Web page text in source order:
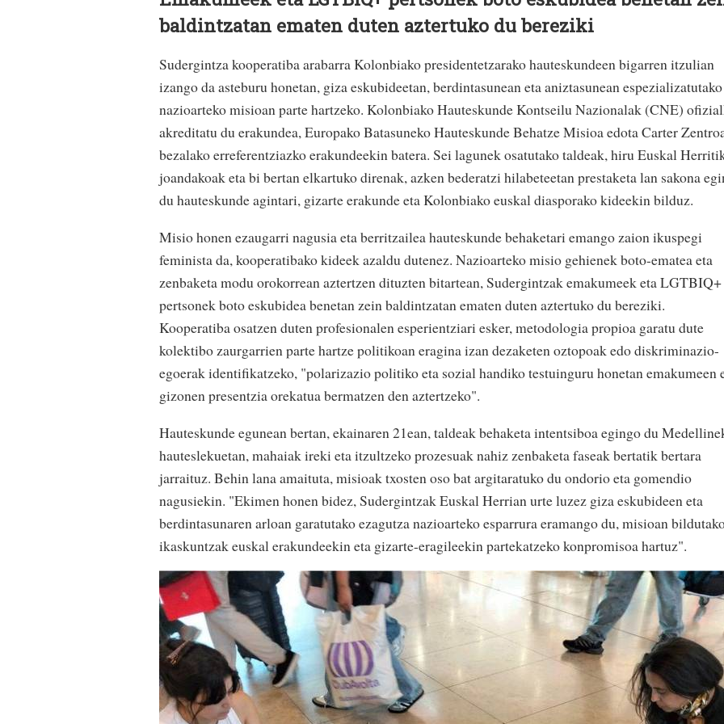
baldintzatan ematen duten aztertuko du bereziki
Sudergintza kooperatiba arabarra Kolonbiako presidentetzarako hauteskundeen bigarren itzulian
izango da asteburu honetan, giza eskubideetan, berdintasunean eta aniztasunean espezializatutako
nazioarteko misioan parte hartzeko. Kolonbiako Hauteskunde Kontseilu Nazionalak (CNE)
akreditatu du erakundea, Europako Batasuneko Hauteskunde Behatze Misioa edota Carter
bezalako erreferentziazko erakundeekin batera. Sei lagunek osatutako taldeak, hiru Euskal
joandakoak eta bi bertan elkartuko direnak, azken bederatzi hilabeteetan prestaketa lan sakona
du hauteskunde agintari, gizarte erakunde eta Kolonbiako euskal diasporako kideekin bilduz.
Misio honen ezaugarri nagusia eta berritzailea hauteskunde behaketari emango zaion ikuspegi
feminista da, kooperatibako kideek azaldu dutenez. Nazioarteko misio gehienek boto-ematea eta
zenbaketa modu orokorrean aztertzen dituzten bitartean, Sudergintzak emakumeek eta LGTBIQ+
pertsonek boto eskubidea benetan zein baldintzatan ematen duten aztertuko du bereziki.
Kooperatiba osatzen duten profesionalen esperientziari esker, metodologia propioa garatu dute
kolektibo zaurgarrien parte hartze politikoan eragina izan dezaketen oztopoak edo diskriminazio-
egoerak identifikatzeko, "polarizazio politiko eta sozial handiko testuinguru honetan emakumeen
gizonen presentzia orekatua bermatzen den aztertzeko".
Hauteskunde egunean bertan, ekainaren 21ean, taldeak behaketa intentsiboa egingo du
hauteslekuetan, mahaiak ireki eta itzultzeko prozesuak nahiz zenbaketa faseak bertatik bertara
jarraituz. Behin lana amaituta, misioak txosten oso bat argitaratuko du ondorio eta gomendio
nagusiekin. "Ekimen honen bidez, Sudergintzak Euskal Herrian urte luzez giza eskubideen eta
berdintasunaren arloan garatutako ezagutza nazioarteko esparrura eramango du, misioan
ikaskuntzak euskal erakundeekin eta gizarte-eragileekin partekatzeko konpromisoa hartuz".